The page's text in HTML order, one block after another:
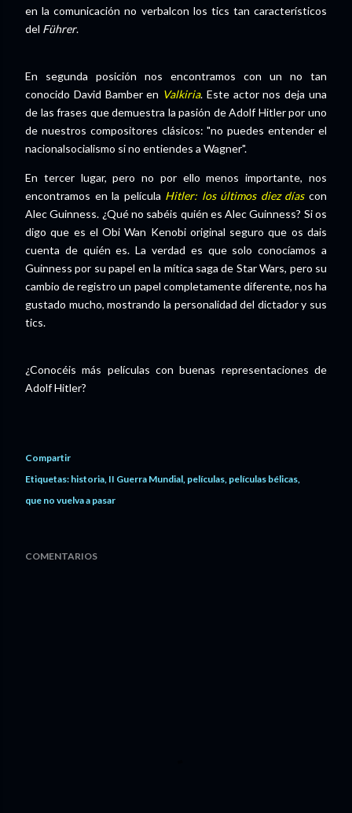
en la comunicación no verbalcon los tics tan característicos
del Führer.
En segunda posición nos encontramos con un no tan
conocido David Bamber en Valkiria. Este actor nos deja una
de las frases que demuestra la pasión de Adolf Hitler por uno
de nuestros compositores clásicos: "no puedes entender el
nacionalsocialismo si no entiendes a Wagner".
En tercer lugar, pero no por ello menos importante, nos
encontramos en la película Hitler: los últimos diez díascon
Alec Guinness. ¿Qué no sabéis quién es Alec Guinness? Si os
digo que es el Obi Wan Kenobi original seguro que os dais
cuenta de quién es. La verdad es que solo conocíamos a
Guinness por su papel en la mítica saga de Star Wars, pero su
cambio de registro un papel completamente diferente, nos ha
gustado mucho, mostrando la personalidad del dictador y sus
tics.
¿Conocéis más películas con buenas representaciones de
Adolf Hitler?
Compartir
Etiquetas: historia II Guerra Mundial películas películas bélicas
que no vuelva a pasar
COMENTARIOS